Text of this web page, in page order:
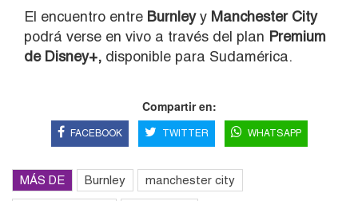
El encuentro entre Burnleyy Manchester City
podrá verse en vivo a través del plan Premium
de Disney+, disponible para Sudamérica.
Compartir en:
FACEBOOK TWITTER WHATSAPP
MÁS DE Burnley manchester city